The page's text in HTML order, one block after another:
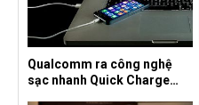
Qualcomm ra công nghệ
sạc nhanh Quick Charge